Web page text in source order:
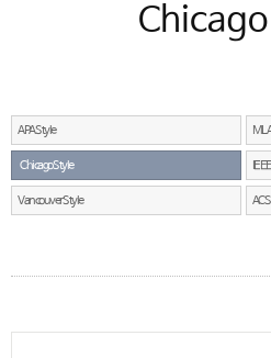
APA Style
Chicago Style
Vancouver Style